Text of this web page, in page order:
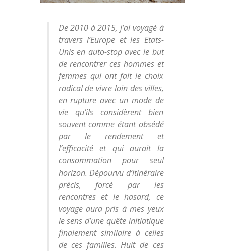
De 2010 à 2015, j’ai voyagé à
travers l’Europe et les Etats-
Unis en auto-stop avec le but
de rencontrer ces hommes et
femmes qui ont fait le choix
radical de vivre loin des villes,
en rupture avec un mode de
vie qu’ils considèrent bien
souvent comme étant obsédé
par le rendement et
l’efficacité et qui aurait la
consommation pour seul
horizon. Dépourvu d’itinéraire
précis, forcé par les
rencontres et le hasard, ce
voyage aura pris à mes yeux
le sens d’une quête initiatique
finalement similaire à celles
de ces familles. Huit de ces